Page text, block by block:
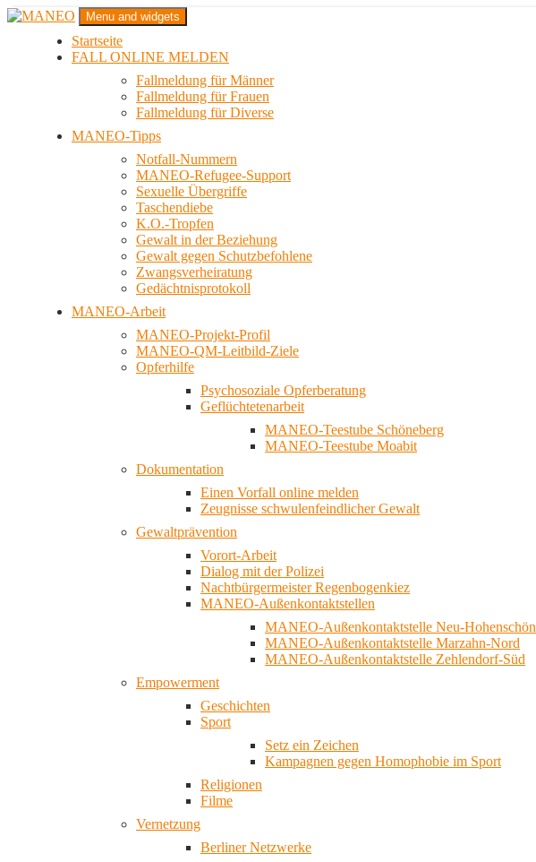
Zum
MANEO
Das schwule Anti-Gewalt-Projekt in Berlin
Menu and widgets
Startseite
FALL ONLINE MELDEN
Fallmeldung für Männer
Fallmeldung für Frauen
Fallmeldung für Diverse
MANEO-Tipps
Notfall-Nummern
MANEO-Refugee-Support
Sexuelle Übergriffe
Taschendiebe
K.O.-Tropfen
Gewalt in der Beziehung
Gewalt gegen Schutzbefohlene
Zwangsverheiratung
Gedächtnisprotokoll
MANEO-Arbeit
MANEO-Projekt-Profil
MANEO-QM-Leitbild-Ziele
Opferhilfe
Psychosoziale Opferberatung
Geflüchtetenarbeit
MANEO-Teestube Schöneberg
MANEO-Teestube Moabit
Dokumentation
Einen Vorfall online melden
Zeugnisse schwulenfeindlicher Gewalt
Gewaltprävention
Vorort-Arbeit
Dialog mit der Polizei
Nachtbürgermeister Regenbogenkiez
MANEO-Außenkontaktstellen
MANEO-Außenkontaktstelle Neu-
MANEO-Außenkontaktstelle Marzahn-Nord
MANEO-Außenkontaktstelle Zehlendorf-Süd
Empowerment
Geschichten
Sport
Setz ein Zeichen
Kampagnen gegen Homophobie im Sport
Religionen
Filme
Vernetzung
Berliner Netzwerke